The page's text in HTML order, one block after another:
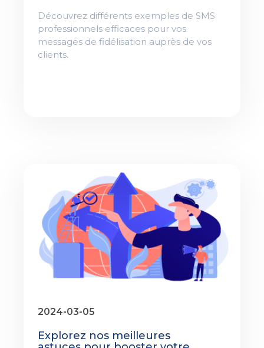
Découvrez différents exemples de SMS
professionnels efficaces pour vos
messages de fidélisation auprès de vos
clients.
2024-03-05
Explorez nos meilleures